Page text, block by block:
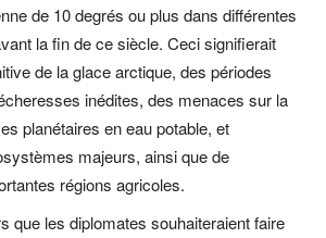
de 10 degrés ou plus dans différentes
la fin de ce siècle. Ceci signifierait
de la glace arctique, des périodes
inédites, des menaces sur la
planétaires en eau potable, et
majeurs, ainsi que de
régions agricoles.
que les diplomates souhaiteraient faire